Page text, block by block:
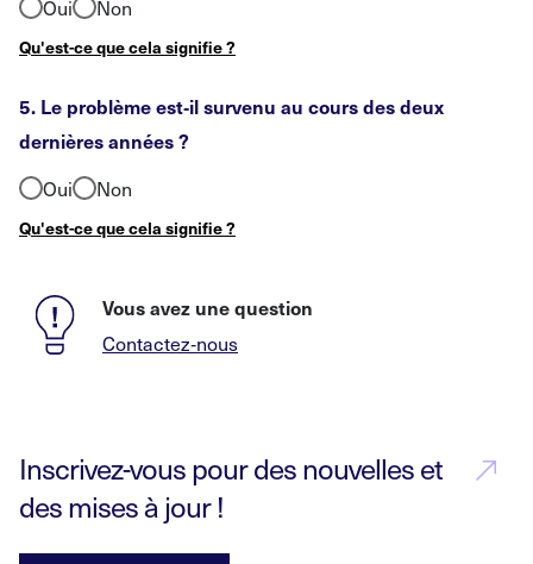
Oui Non
Qu'est-ce que cela signifie ?
5. Le problème est‑il survenu au cours des deux
dernières années?
Oui Non
Qu'est-ce que cela signifie ?
Vous avez une question
Contactez‑nous
Inscrivez-vous pour des nouvelles et
des mises à jour !